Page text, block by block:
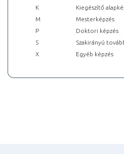
K
Kiegészítő
M
Mesterképzés
P
Doktori képzés
S
Szakirányú
X
Egyéb képzés